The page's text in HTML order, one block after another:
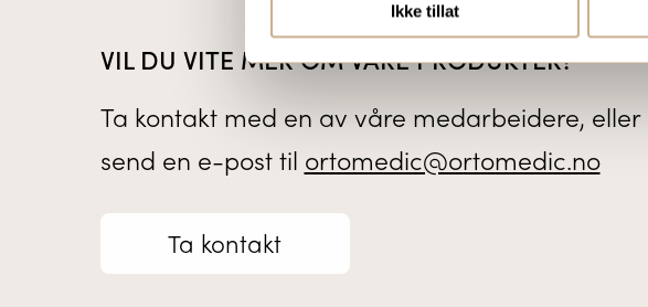
Ikke tillat
VIL DU VITE MER OM VÅRE PRODUKTER?
Ta kontakt med en av våre medarbeidere, eller
send en e-post til ortomedic@ortomedic.no
Ta kontakt